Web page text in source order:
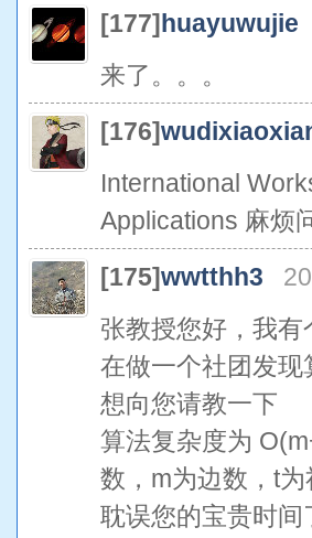
[177]huayuwujie
来了。。。
[176]
International
Applications 麻烦
[175]wwtthh3
张教授您好，我
在做一个社团发
想向您请教一下
算法复杂度为
数，m为边数，t
耽误您的宝贵时间